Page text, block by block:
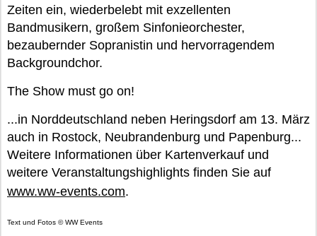
Zeiten ein, wiederbelebt mit exzellenten
Bandmusikern, großem Sinfonieorchester,
bezaubernder Sopranistin und hervorragendem
Backgroundchor.
The Show must go on!
...in Norddeutschland neben Heringsdorf am 13. März
auch in Rostock, Neubrandenburg und Papenburg...
Weitere Informationen über Kartenverkauf und
weitere Veranstaltungshighlights finden Sie auf
www.ww-events.com.
Text und Fotos © WW Events